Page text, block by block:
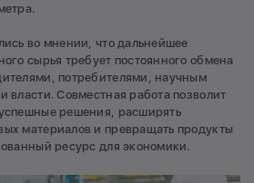
во мнении, что дальнейшее
сырья требует постоянного обмена
потребителями, научным
власти. Совместная работа позволит
решения, расширять
материалов и превращать продукты
ресурс для экономики.